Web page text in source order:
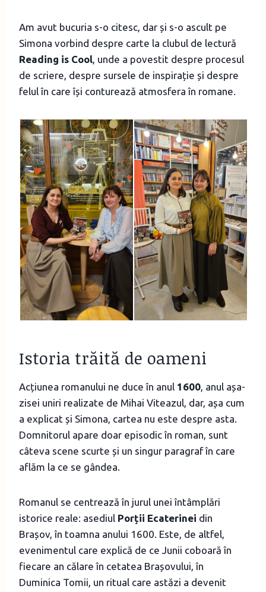
Am avut bucuria s-o citesc, dar și s-o ascult pe
Simona vorbind despre carte la clubul de lectură
Reading is Cool, unde a povestit despre procesul
de scriere, despre sursele de inspirație și despre
felul în care își conturează atmosfera în romane.
Istoria trăită de oameni
Acțiunea romanului ne duce în anul 1600, anul așa-
zisei uniri realizate de Mihai Viteazul, dar, așa cum
a explicat și Simona, cartea nu este despre asta.
Domnitorul apare doar episodic în roman, sunt
câteva scene scurte și un singur paragraf în care
aflăm la ce se gândea.
Romanul se centrează în jurul unei întâmplări
istorice reale: asediul Porții Ecaterinei din
Brașov, în toamna anului 1600. Este, de altfel,
evenimentul care explică de ce Junii coboară în
fiecare an călare în cetatea Brașovului, în
Duminica Tomii, un ritual care astăzi a devenit